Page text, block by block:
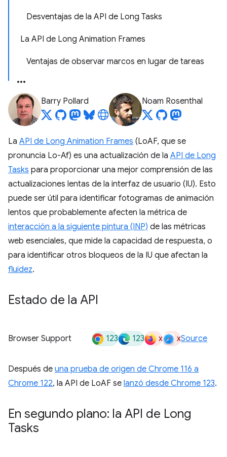
Desventajas de la API de Long Tasks
La API de Long Animation Frames
Ventajas de observar marcos en lugar de tareas
Barry Pollard Noam Rosenthal
La API de Long Animation Frames (LoAF, que se
pronuncia Lo-Af) es una actualización de la API de Long
Tasks para proporcionar una mejor comprensión de las
actualizaciones lentas de la interfaz de usuario (IU). Esto
puede ser útil para identificar fotogramas de animación
lentos que probablemente afecten la métrica de
interacción a la siguiente pintura (INP) de las métricas
web esenciales, que mide la capacidad de respuesta, o
para identificar otros bloqueos de la IU que afectan la
fluidez.
Estado de la API
Browser Support 123 123 x xSource
Después de una prueba de origen de Chrome 116 a
Chrome 122, la API de LoAF se lanzó desde Chrome 123.
En segundo plano: la API de Long
Tasks